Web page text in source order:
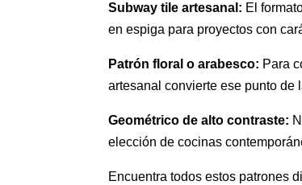
Subway tile artesanal: El
en espiga para proyectos con
Patrón floral o arabesco: Para
artesanal convierte ese punto de
Geométrico de alto contraste:
elección de cocinas
Encuentra todos estos patrones